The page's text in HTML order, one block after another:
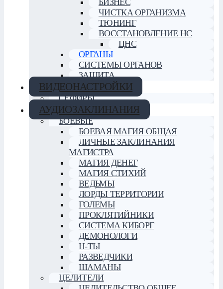
ЧИСТКА ОРГАНИЗМА
ТЮНИНГ
ВОССТАНОВЛЕНИЕ НС
ЦНС
ОРГАНЫ
СИСТЕМЫ ОРГАНОВ
ЗАЩИТА
ВИДЕОНАСТРОЙКИ
СЕФИРЫ
АУДИОЗАКЛИНАНИЯ
БОЕВЫЕ
БОЕВАЯ МАГИЯ ОБЩАЯ
ЛИЧНЫЕ ЗАКЛИНАНИЯ
МАГИСТРА
МАГИЯ ДЕНЕГ
МАГИЯ СТИХИЙ
ВЕДЬМЫ
ЛОРДЫ ТЕРРИТОРИИ
ГОЛЕМЫ
ПРОКЛЯТИЙНИКИ
СИСТЕМА КИБОРГ
ДЕМОНОЛОГИ
Н-ТЫ
РАЗВЕДЧИКИ
ШАМАНЫ
ЦЕЛИТЕЛИ